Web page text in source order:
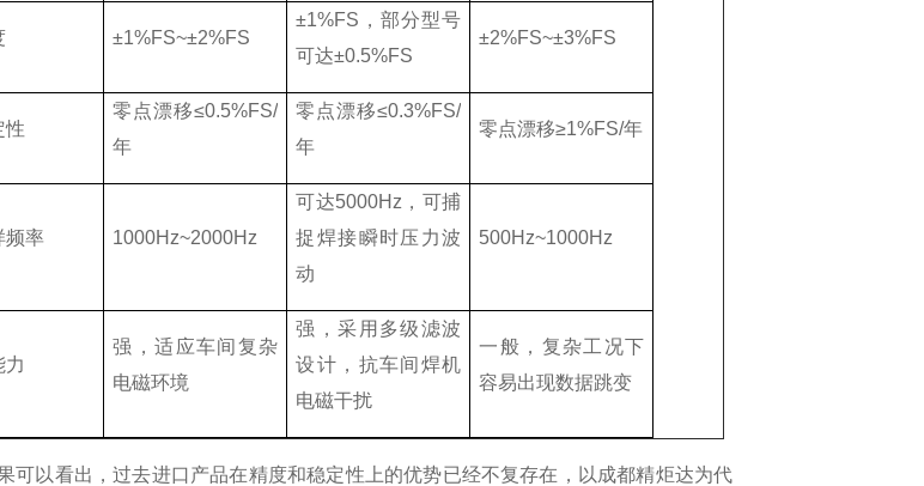
±1%FS~±2%FS
±1%FS ，部分型号
可达±0.5%FS
±2%FS~±3%FS
性
零点漂移≤0.5%FS/
年
零点漂移≤0.3%FS/
年
零点漂移≥1%FS/年
频率 1000Hz~2000Hz
可达5000Hz ，可捕
捉焊接瞬时压力波
动
500Hz~1000Hz
力
强，适应车间复杂
电磁环境
强，采用多级滤波
设计，抗车间焊机
电磁干扰
一般，复杂工况下
容易出现数据跳变
可以看出，过去进口产品在精度和稳定性上的优势已经不复存在，以成都精炬达为代